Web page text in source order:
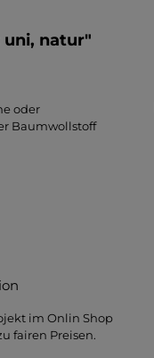
natur"
oder
Baumwollstoff
im Onlin Shop
fairen Preisen.